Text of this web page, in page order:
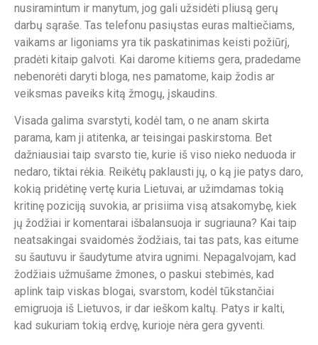
nusiramintum ir manytum, jog gali užsidėti pliusą gerų
darbų sąraše. Tas telefonu pasiųstas euras maltiečiams,
vaikams ar ligoniams yra tik paskatinimas keisti požiūrį,
pradėti kitaip galvoti. Kai darome kitiems gera, pradedame
nebenorėti daryti bloga, nes pamatome, kaip žodis ar
veiksmas paveiks kitą žmogų, įskaudins.
Visada galima svarstyti, kodėl tam, o ne anam skirta
parama, kam ji atitenka, ar teisingai paskirstoma. Bet
dažniausiai taip svarsto tie, kurie iš viso nieko neduoda ir
nedaro, tiktai rėkia. Reikėtų paklausti jų, o ką jie patys daro,
kokią pridėtinę vertę kuria Lietuvai, ar užimdamas tokią
kritinę poziciją suvokia, ar prisiima visą atsakomybę, kiek
jų žodžiai ir komentarai išbalansuoja ir sugriauna? Kai taip
neatsakingai svaidomės žodžiais, tai tas pats, kas eitume
su šautuvu ir šaudytume atvira ugnimi. Nepagalvojam, kad
žodžiais užmušame žmones, o paskui stebimės, kad
aplink taip viskas blogai, svarstom, kodėl tūkstančiai
emigruoja iš Lietuvos, ir dar ieškom kaltų. Patys ir kalti,
kad sukuriam tokią erdvę, kurioje nėra gera gyventi.